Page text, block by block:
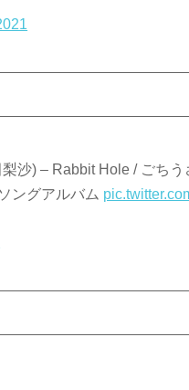
沙) – Rabbit Hole / ごち
ングアルバム